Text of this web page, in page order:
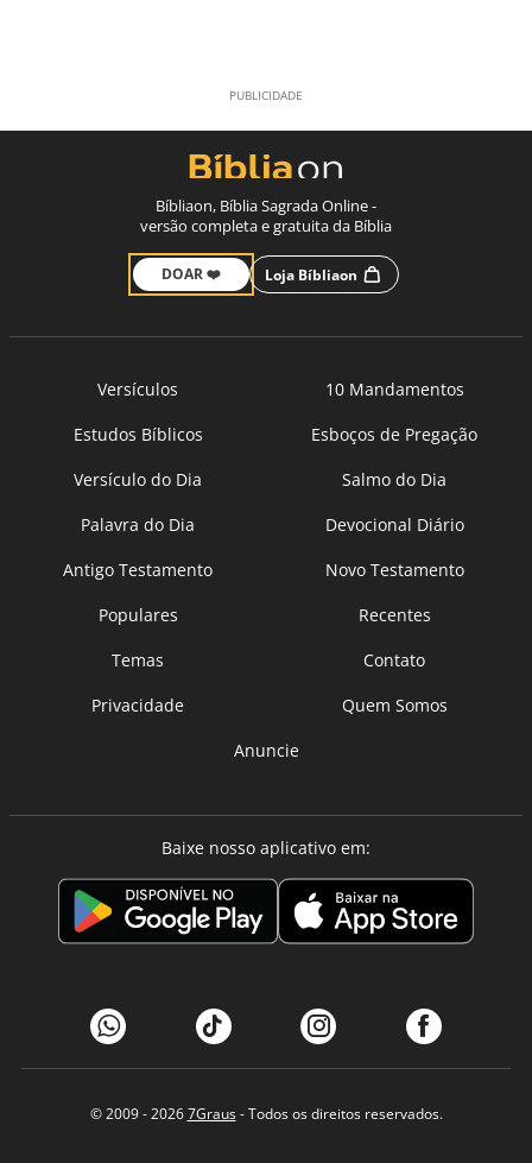
Bíbliaon, Bíblia Sagrada Online -
versão completa e gratuita da Bíblia
DOAR ❤️ Loja Bíbliaon
Versículos
10 Mandamentos
Estudos Bíblicos
Esboços de Pregação
Versículo do Dia
Salmo do Dia
Palavra do Dia
Devocional Diário
Antigo Testamento
Novo Testamento
Populares
Recentes
Temas
Contato
Privacidade
Quem Somos
Anuncie
Baixe nosso aplicativo em:
© 2009 - 20267Graus- Todos os direitos reservados.